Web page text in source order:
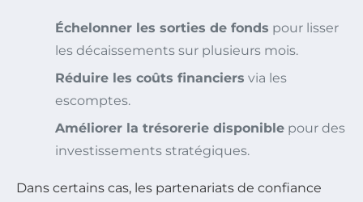
Échelonner les sorties de fonds pour lisser
les décaissements sur plusieurs mois.
Réduire les coûts financiers via les
escomptes.
Améliorer la trésorerie disponible pour des
investissements stratégiques.
Dans certains cas, les partenariats de confiance